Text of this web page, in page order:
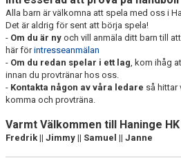
Alla barn är välkomna att spela med oss i
Det är aldrig för sent att börja spela!
- Om du är ny och vill anmäla ditt barn till
här förintresseanmälan
- Om du redan spelar i ett lag, kom ihåg
innan du provtränar hos oss.
- Kontakta någon av våra ledare så hittar
komma och provträna.
Varmt Välkommen till Haninge HK
Fredrik || Jimmy || Samuel || Janne